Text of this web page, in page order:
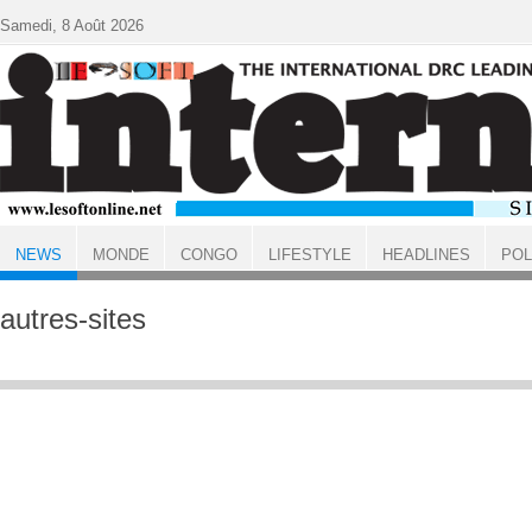
ACCUEIL NEWS
autres-sites
Samedi, 8 Août 2026
NEWS MONDE CONGO LIFESTYLE HEADLINES